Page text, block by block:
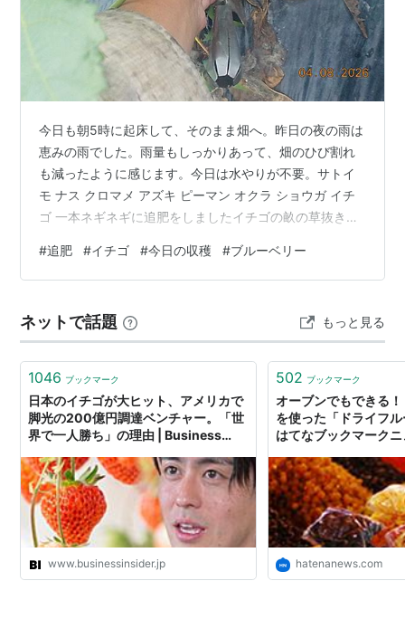
今日も朝5時に起床して、そのまま畑へ。昨日の夜の雨は
恵みの雨でした。雨量もしっかりあって、畑のひび割れ
も減ったように感じます。今日は水やりが不要。サトイ
モ ナス クロマメ アズキ ピーマン オクラ ショウガ イチ
ゴ 一本ネギネギに追肥をしましたイチゴの畝の草抜き・
て草抜きをしました。Before After イチゴの実を発見。
裏側をかじられているので持ち帰るのはやめました。 化
ス ズッキーニ トマト トマトはいよいよおしまいです庭
で ブルーベリーを61個収穫しました これで今年のブルー
ベリー…
#追肥 #イチゴ #今日の収穫 #ブルーベリー
ネットで話題 もっと見る
1046 ブックマーク
日本のイチゴが大ヒット、アメリカで
脚光の200億円調達ベンチャー。「世
界で一人勝ち」の理由 | Business
www.businessinsider.jp
502 ブックマーク
オーブンでもできる
を使った「ドライフ
はてなブックマーク
hatenanews.com